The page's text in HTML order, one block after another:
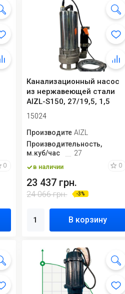
0
Канализационный насос
из нержавеющей стали
AIZL-S150, 27/19,5, 1,5
кВт, 220V,...
15024
Производитель
AIZL
Производительность,
м.куб/час
27
в наличии 0
23 437 грн.
24 066 грн. -3%
В корзину